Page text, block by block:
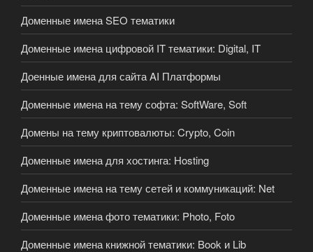
Доменные имена SEO тематики
Доменные имена цифровой IT тематики: Digital, IT
Доенные имена для сайта AI Платформы
Доменные имена на тему софта: SoftWare, Soft
Домены на тему криптовалюты: Crypto, Coin
Доменные имена для хостинга: Hosting
Доменные имена на тему сетей и коммуникаций: Net
Доменные имена фото тематики: Photo, Foto
Доменные имена книжной тематики: Book и Lib